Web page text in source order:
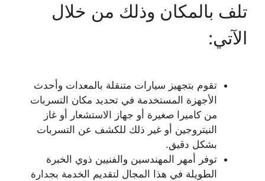
تلف بالمكان وذلك من خلال
الآتي:
تقوم بتجهيز سيارات متنقلة بالمعدات وأحدث
الأجهزة المستخدمة في تحديد مكان التسربات
من كاميرا صغيرة أو جهاز الاستشعار أو غاز
النيتروجين أو غير ذلك للكشف عن التسربات
بشكل دقيق.
توفر أمهر المهندسين والفنيين ذوي الخبرة
الطويلة في هذا المجال لتقديم الخدمة بجدارة